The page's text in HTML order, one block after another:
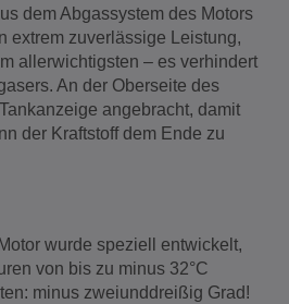
dem Abgassystem des Motors
extrem zuverlässige Leistung,
allerwichtigsten – es verhindert
An der Oberseite des
angebracht, damit
der Kraftstoff dem Ende zu
wurde speziell entwickelt,
von bis zu minus 32°C
minus zweiunddreißig Grad!